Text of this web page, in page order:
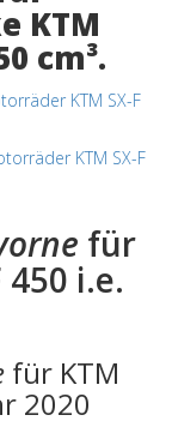
KTM
cm³.
KTM SX-F
KTM SX-F
für
i.e.
für KTM
2020